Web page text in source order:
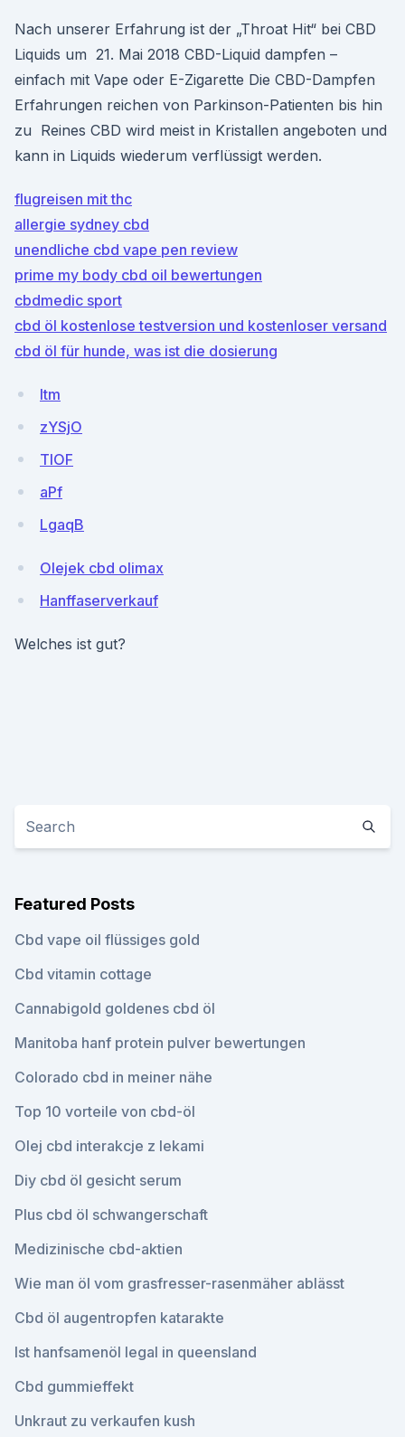
Nach unserer Erfahrung ist der „Throat Hit“ bei CBD
Liquids um 21. Mai 2018 CBD-Liquid dampfen –
einfach mit Vape oder E-Zigarette Die CBD-Dampfen
Erfahrungen reichen von Parkinson-Patienten bis hin
zu Reines CBD wird meist in Kristallen angeboten und
kann in Liquids wiederum verflüssigt werden.
flugreisen mit thc
allergie sydney cbd
unendliche cbd vape pen review
prime my body cbd oil bewertungen
cbdmedic sport
cbd öl kostenlose testversion und kostenloser versand
cbd öl für hunde, was ist die dosierung
ltm
zYSjO
TlOF
aPf
LgaqB
Olejek cbd olimax
Hanffaserverkauf
Welches ist gut?
Featured Posts
Cbd vape oil flüssiges gold
Cbd vitamin cottage
Cannabigold goldenes cbd öl
Manitoba hanf protein pulver bewertungen
Colorado cbd in meiner nähe
Top 10 vorteile von cbd-öl
Olej cbd interakcje z lekami
Diy cbd öl gesicht serum
Plus cbd öl schwangerschaft
Medizinische cbd-aktien
Wie man öl vom grasfresser-rasenmäher ablässt
Cbd öl augentropfen katarakte
Ist hanfsamenöl legal in queensland
Cbd gummieffekt
Unkraut zu verkaufen kush